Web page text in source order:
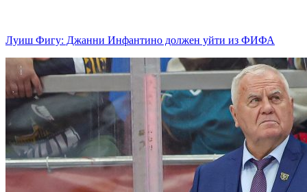
Луиш Фигу: Джанни Инфантино должен уйти из ФИФА